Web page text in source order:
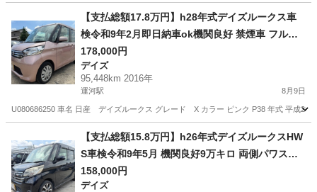
【支払総額17.8万円】h28年式デイズルークス車
検令和9年2月即日納車ok機関良好 禁煙車 フルセ
グTV 自動ブレーキ パワスラ
178,000円
デイズ
95,448km 2016年
運河駅 8月9日
U080686250 車名 日産 デイズルークス グレード X カラー ピンク P38 年式 平成28
運河駅 デイズ 車両
【支払総額15.8万円】h26年式デイズルークスHW
S車検令和9年5月 機関良好9万キロ 両側パワスラ
フルセグTV Bluetooth 即日納車ok
158,000円
デイズ